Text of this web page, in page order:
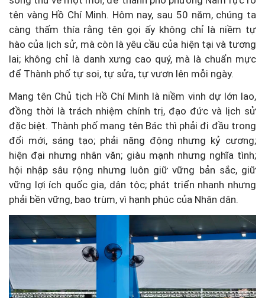
tên vàng Hồ Chí Minh. Hôm nay, sau 50 năm, chúng ta
càng thấm thía rằng tên gọi ấy không chỉ là niềm tự
hào của lịch sử, mà còn là yêu cầu của hiện tại và tương
lai; không chỉ là danh xưng cao quý, mà là chuẩn mực
để Thành phố tự soi, tự sửa, tự vươn lên mỗi ngày.
Mang tên Chủ tịch Hồ Chí Minh là niềm vinh dự lớn lao,
đồng thời là trách nhiệm chính trị, đạo đức và lịch sử
đặc biệt. Thành phố mang tên Bác thì phải đi đầu trong
đổi mới, sáng tạo; phải năng động nhưng kỷ cương;
hiện đại nhưng nhân văn; giàu mạnh nhưng nghĩa tình;
hội nhập sâu rộng nhưng luôn giữ vững bản sắc, giữ
vững lợi ích quốc gia, dân tộc; phát triển nhanh nhưng
phải bền vững, bao trùm, vì hạnh phúc của Nhân dân.